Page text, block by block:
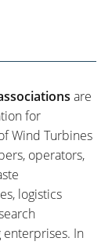
are
for
Wind Turbines
operators,
logistics
enterprises. In